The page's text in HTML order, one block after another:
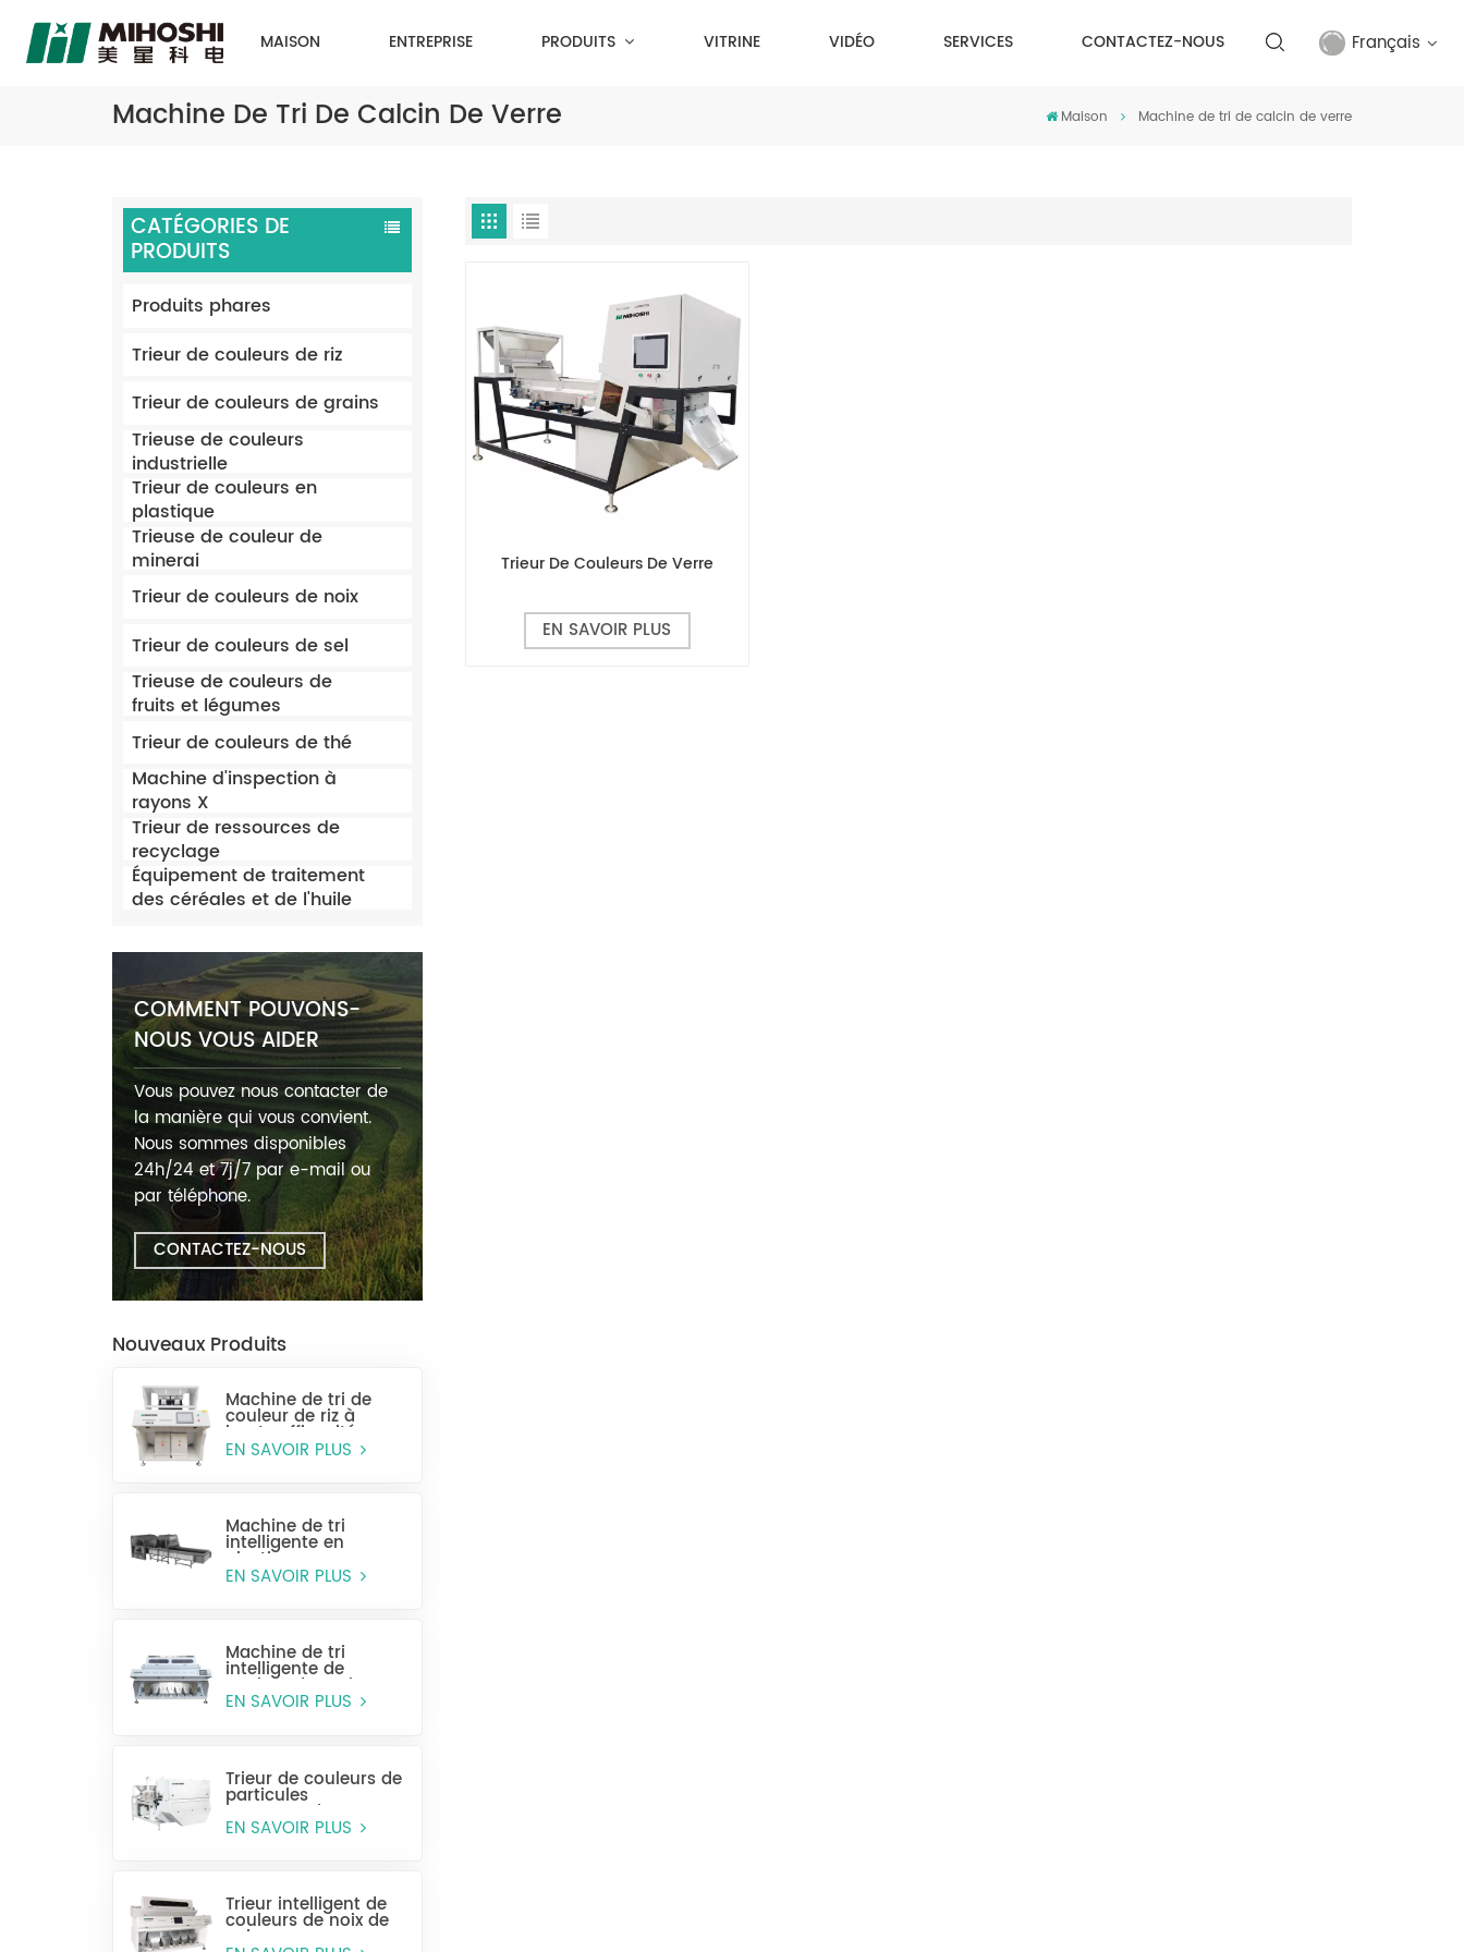
MAISON ENTREPRISE PRODUITS VITRINE VIDÉO SERVICES CONTACTEZ-NOUS Français
Machine De Tri De Calcin De Verre Maison Machine de tri de calcin de verre
CATÉGORIES DE
PRODUITS
Produits phares
Trieur de couleurs de riz
Trieur de couleurs de grains
Trieuse de couleurs
industrielle
Trieur de couleurs en
plastique
Trieuse de couleur de
minerai
Trieur de couleurs de noix
Trieur de couleurs de sel
Trieuse de couleurs de
fruits et légumes
Trieur de couleurs de thé
Machine d'inspection à
rayons X
Trieur de ressources de
recyclage
Équipement de traitement
des céréales et de l'huile
COMMENT POUVONS-
NOUS VOUS AIDER
Vous pouvez nous contacter de
la manière qui vous convient.
Nous sommes disponibles
24h/24 et 7j/7 par e-mail ou
par téléphone.
CONTACTEZ-NOUS
Nouveaux Produits
Machine de tri de
couleur de riz à
haute efficacité
MR128
EN SAVOIR PLUS
Machine de tri
intelligente en
plastique pour
bouteilles entières
EN SAVOIR PLUS
Machine de tri
intelligente de
couleur de grain
CCD MG448
EN SAVOIR PLUS
Trieur de couleurs de
particules
monocouche
(sélection humide)
EN SAVOIR PLUS
Trieur intelligent de
couleurs de noix de
cajou
Trieur De Couleurs De Verre
EN SAVOIR PLUS